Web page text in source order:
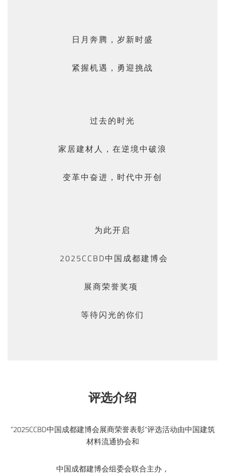
日月奔腾，岁新时盛
紧握机遇，勇迎挑战
过去的时光
家居建材人，在逆境中破浪
变革中奋进，时代中开创
为此开启
2025CCBD中国成都建博会
展商荣誉奖项
等待闪光的你们
评选介绍
“2025CCBD中国成都建博会展商荣誉表彰“评选活动由中国建筑
材料流通协会和
中国成都建博会组委会联合主办，